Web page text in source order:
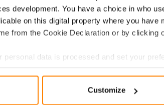
development. You have a choice in who
on this digital property where you have
from the Cookie Declaration or by clicking
personal data is processed and set your
our site with our social media, advertising
to them or that they’ve collected
Customize